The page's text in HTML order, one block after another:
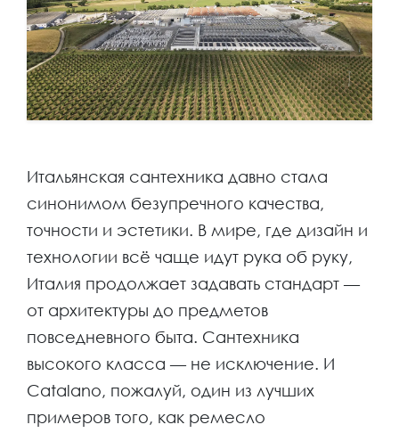
Итальянская сантехника давно стала
синонимом безупречного качества,
точности и эстетики. В мире, где дизайн и
технологии всё чаще идут рука об руку,
Италия продолжает задавать стандарт —
от архитектуры до предметов
повседневного быта. Сантехника
высокого класса — не исключение. И
Catalano, пожалуй, один из лучших
примеров того, как ремесло